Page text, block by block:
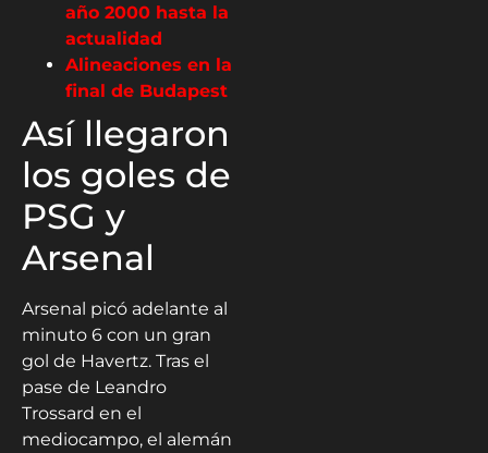
año 2000 hasta la
actualidad
Alineaciones en la
final de Budapest
Así llegaron
los goles de
PSG y
Arsenal
Arsenal picó adelante al
minuto 6 con un gran
gol de Havertz. Tras el
pase de Leandro
Trossard en el
mediocampo, el alemán